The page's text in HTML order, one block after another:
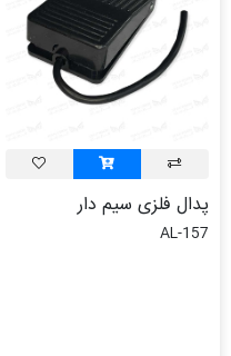
پدال فلزی سیم دار
AL-157